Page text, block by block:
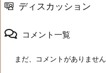
ディスカッション
コメント一覧
まだ、コメントがありません